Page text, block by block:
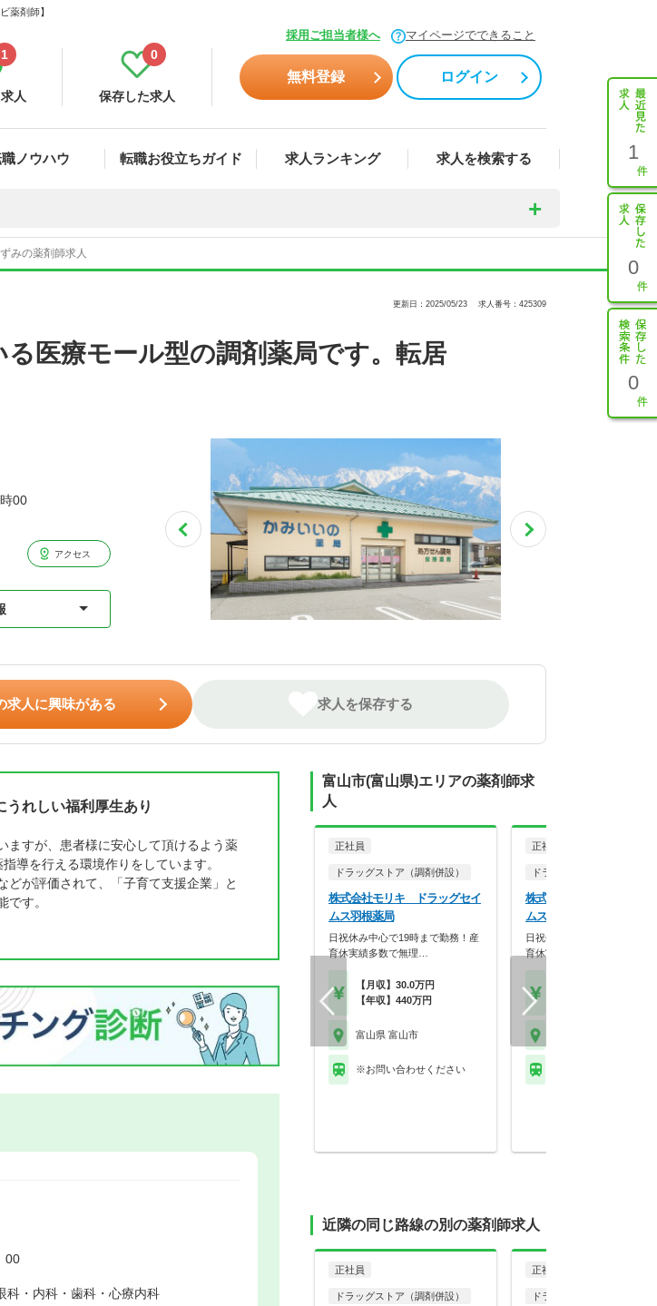
薬剤師】
採用ご担当者様へ マイページでできること
人
1
保存した求人
0
無料登録 ログイン
ノウハウ 転職お役立ちガイド 求人ランキング 求人を検索する 1
0
0
みの薬剤師求人
更新日：2025/05/23 求人番号：425309
る医療モール型の調剤薬局です。転居
00
アクセス
求人に興味がある 求人を保存する
うれしい福利厚生あり
ますが、患者様に安心して頂けるよう薬
導を行える環境作りをしています。
どが評価されて、「子育て支援企業」と
す。
00
科・内科・歯科・心療内科
富山市(富山県)エリアの薬剤師求
人
正社員
ドラッグストア（調剤併設）
株式会社モリキ ドラッグセイ
ムス羽根薬局
日祝休み中心で19時まで勤務！産
育休実績多数で無理…
【月収】30.0万円
【年収】440万円
富山県 富山市
※お問い合わせください
正社員
ドラッグストア（調剤併設
株式会社モリキ ドラッ
ムス富山西田地方薬局
日祝休み中心で19時まで勤
育休実績多数で無理…
近隣の同じ路線の別の薬剤師求人
正社員
ドラッグストア（調剤併設）
正社員
ドラッグストア（調剤併設